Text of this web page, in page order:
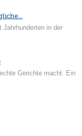
in der
Gerichte macht. Ein